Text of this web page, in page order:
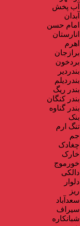
آب پخش
آبدان
امام حسن
انارستان
اهرم
برازجان
بردخون
بندردیر
بندردیلم
بندر ریگ
بندر کنگان
بندر گناوه
بنک
تنگ ارم
جم
چغادک
خارک
خورموج
دالکی
دلوار
ریز
سعدآباد
سیراف
شبانکاره